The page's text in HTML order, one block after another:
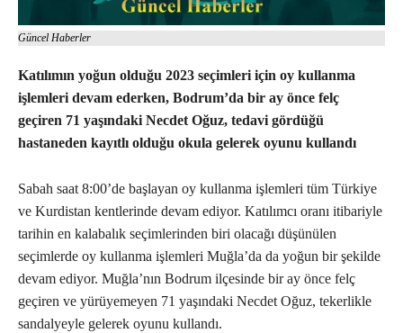
Güncel Haberler
Katılımın yoğun olduğu 2023 seçimleri için oy kullanma
işlemleri devam ederken, Bodrum’da bir ay önce felç
geçiren 71 yaşındaki Necdet Oğuz, tedavi gördüğü
hastaneden kayıtlı olduğu okula gelerek oyunu kullandı
Sabah saat 8:00’de başlayan oy kullanma işlemleri tüm Türkiye
ve Kurdistan kentlerinde devam ediyor. Katılımcı oranı itibariyle
tarihin en kalabalık seçimlerinden biri olacağı düşünülen
seçimlerde oy kullanma işlemleri Muğla’da da yoğun bir şekilde
devam ediyor. Muğla’nın Bodrum ilçesinde bir ay önce felç
geçiren ve yürüyemeyen 71 yaşındaki Necdet Oğuz, tekerlikle
sandalyeyle gelerek oyunu kullandı.